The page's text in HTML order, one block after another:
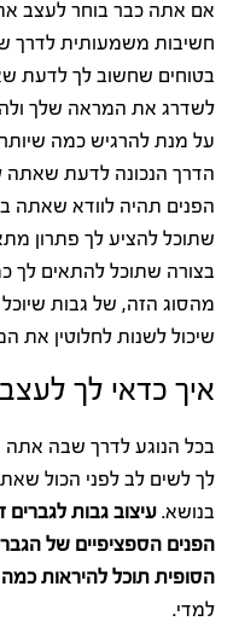
אם אתה כבר בוחר לעצב
חשיבות משמעותית לדרך
בטוחים שחשוב לך לדעת
לשדרג את המראה שלך
על מנת להרגיש כמה
הדרך הנכונה לדעת
הפנים תהיה לוודא שאתה
שתוכל להציע לך פתרון
בצורה שתוכל להתאים לך
מהסוג הזה, של גבות
שיכול לשנות לחלוטין את
איך כדאי לך
בכל הנוגע לדרך שבה אתה
לך לשים לב לפני הכול
בנושא. עיצוב גבות
הפנים הספציפיים של
הסופית תוכל להיראות
למדי.